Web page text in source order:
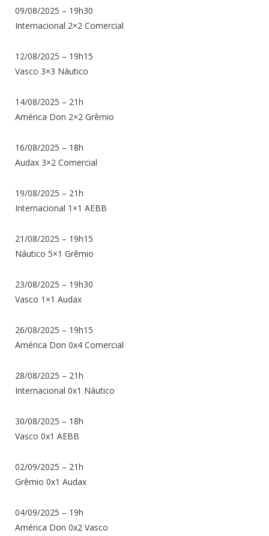
09/08/2025 – 19h30
Internacional 2×2 Comercial
12/08/2025 – 19h15
Vasco 3×3 Náutico
14/08/2025 – 21h
América Don 2×2 Grêmio
16/08/2025 – 18h
Audax 3×2 Comercial
19/08/2025 – 21h
Internacional 1×1 AEBB
21/08/2025 – 19h15
Náutico 5×1 Grêmio
23/08/2025 – 19h30
Vasco 1×1 Audax
26/08/2025 – 19h15
América Don 0x4 Comercial
28/08/2025 – 21h
Internacional 0x1 Náutico
30/08/2025 – 18h
Vasco 0x1 AEBB
02/09/2025 – 21h
Grêmio 0x1 Audax
04/09/2025 – 19h
América Don 0x2 Vasco